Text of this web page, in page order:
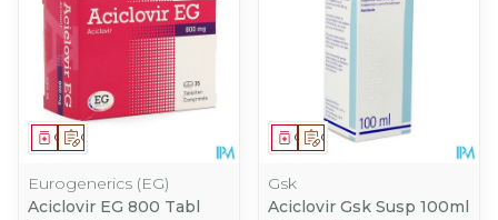
Op voorschrift
Geneesmiddel
Eurogenerics (EG)
Aciclovir EG 800 Tabl
Op voorschrift
Geneesmiddel
Gsk
Aciclovir Gsk Susp 100ml